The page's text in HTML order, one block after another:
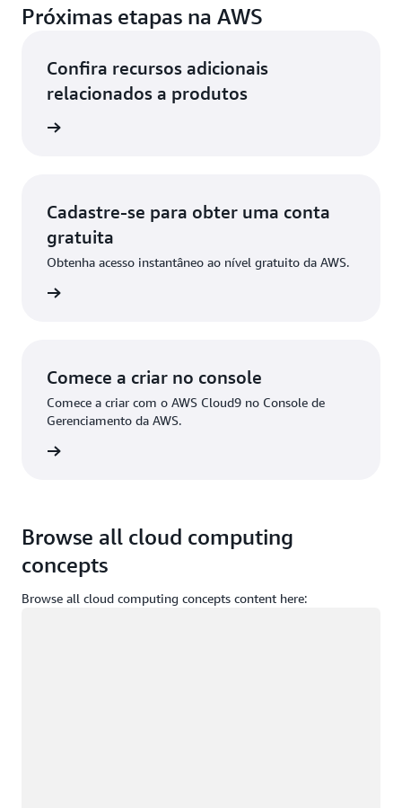
Próximas etapas na AWS
Confira recursos adicionais
relacionados a produtos
Cadastre-se para obter uma conta
gratuita
Obtenha acesso instantâneo ao nível gratuito da AWS.
Comece a criar no console
Comece a criar com o AWS Cloud9 no Console de
Gerenciamento da AWS.
Browse all cloud computing
concepts
Browse all cloud computing concepts content here: